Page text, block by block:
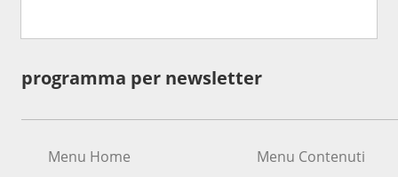
programma per newsletter
Menu Home Menu Contenuti